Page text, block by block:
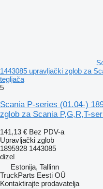
1443085 upravljački zglob za
tegljača
5
Scania P-series (01.04-)
zglob za Scania P,G,R,T-
141,13 € Bez PDV-a
Upravljački zglob
1895928 1443085
dizel
Estonija, Tallinn
TruckParts Eesti OÜ
Kontaktirajte prodavatelja